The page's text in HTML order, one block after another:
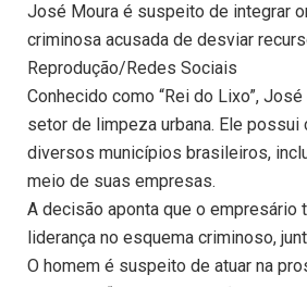
José Moura é suspeito de integrar
criminosa acusada de desviar
Reprodução/Redes Sociais
Conhecido como “Rei do Lixo”,
setor de limpeza urbana. Ele possui
diversos municípios brasileiros,
meio de suas empresas.
A decisão aponta que o empresário
liderança no esquema criminoso,
O homem é suspeito de atuar na